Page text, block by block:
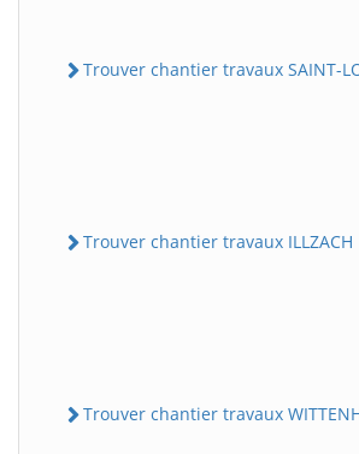
Trouver chantier travaux SAINT-
Trouver chantier travaux ILLZACH
Trouver chantier travaux